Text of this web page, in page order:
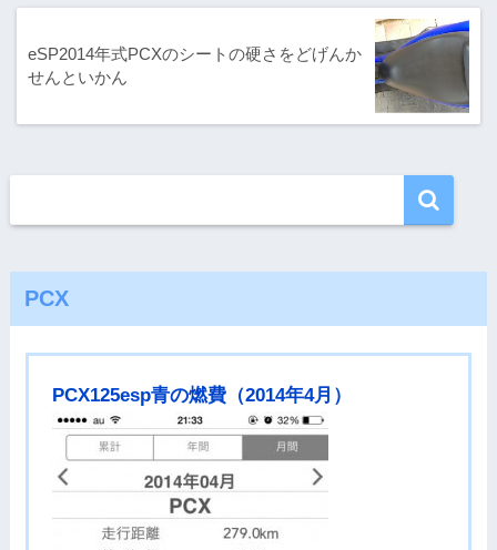
eSP2014年式PCXのシートの硬さをどげんか
せんといかん
PCX
PCX125esp青の燃費（2014年4月）